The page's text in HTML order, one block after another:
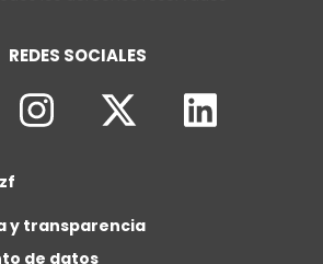
REDES SOCIALES
y transparencia
de datos